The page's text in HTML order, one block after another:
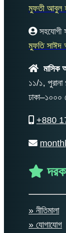
মুফতী আবুল
সহযোগী
মুফতি সাঈদ
মাসিক
১১/১, পুরানা
ঢাকা–১০০০
+880
» নীতিমালা
» যোগাযোগ